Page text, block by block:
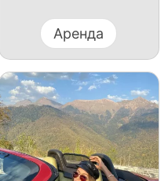
Аренда